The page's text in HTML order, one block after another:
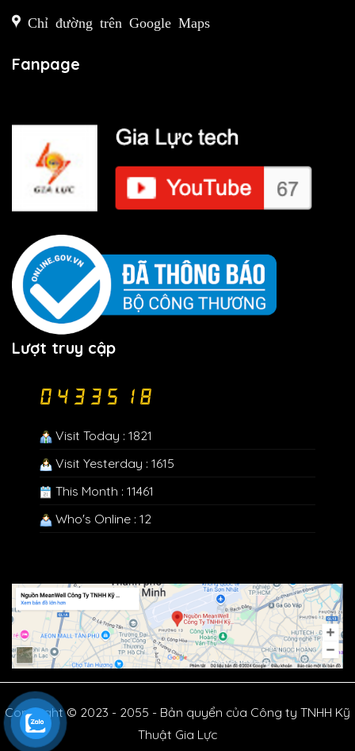
Chỉ đường trên Google Maps
Fanpage
Lượt truy cập
Visit Today : 1821
Visit Yesterday : 1615
This Month : 11461
Who's Online : 12
Copyright © 2023 - 2055 - Bản quyển của Công ty TNHH Kỹ
Thuật Gia Lực